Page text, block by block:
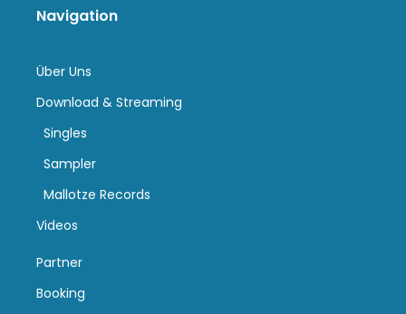
Navigation
Über Uns
Download & Streaming
Singles
Sampler
Mallotze Records
Videos
Partner
Booking